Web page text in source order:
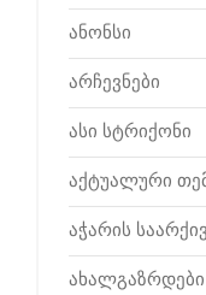
ანონსი
არჩევნები
ასი სტრიქონი
აქტუალური
აჭარის
ახალგაზრდები